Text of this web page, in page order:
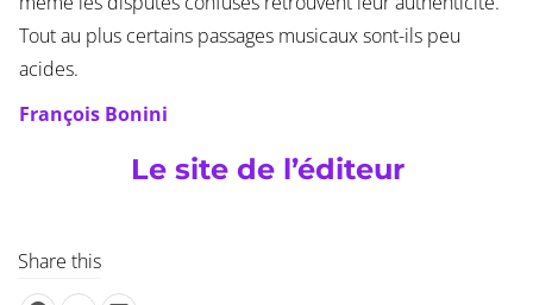
Tout au plus certains passages musicaux sont-ils peu
acides.
François Bonini
Le site de l’éditeur
Share this